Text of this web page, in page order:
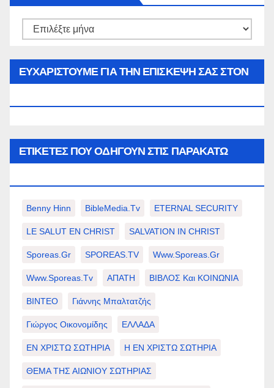
Αρθρα
ΕΥΧΑΡΙΣΤΟΥΜΕ ΓΙΑ ΤΗΝ ΕΠΙΣΚΕΨΗ ΣΑΣ ΣΤΟΝ
ΕΤΙΚΈΤΕΣ ΠΟΥ ΟΔΗΓΟΎΝ ΣΤΙΣ ΠΑΡΑΚΆΤΩ
Benny Hinn BibleMedia.tv ETERNAL SECURITY
LE SALUT EN CHRIST SALVATION IN CHRIST
Sporeas.gr SPOREAS.TV Www.sporeas.gr
Www.sporeas.tv ΑΠΑΤΗ ΒΙΒΛΟΣ Και ΚΟΙΝΩΝΙΑ
ΒΙΝΤΕΟ Γιάννης Μπαλτατζής
Γιώργος Οικονομίδης ΕΛΛΑΔΑ
ΕΝ ΧΡΙΣΤΩ ΣΩΤΗΡΙΑ Η ΕΝ ΧΡΙΣΤΩ ΣΩΤΗΡΙΑ
ΘΕΜΑ ΤΗΣ ΑΙΩΝΙΟΥ ΣΩΤΗΡΙΑΣ